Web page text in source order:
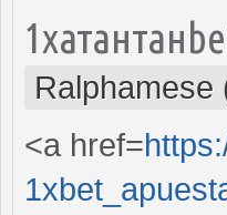
Ralphamese
<a href=